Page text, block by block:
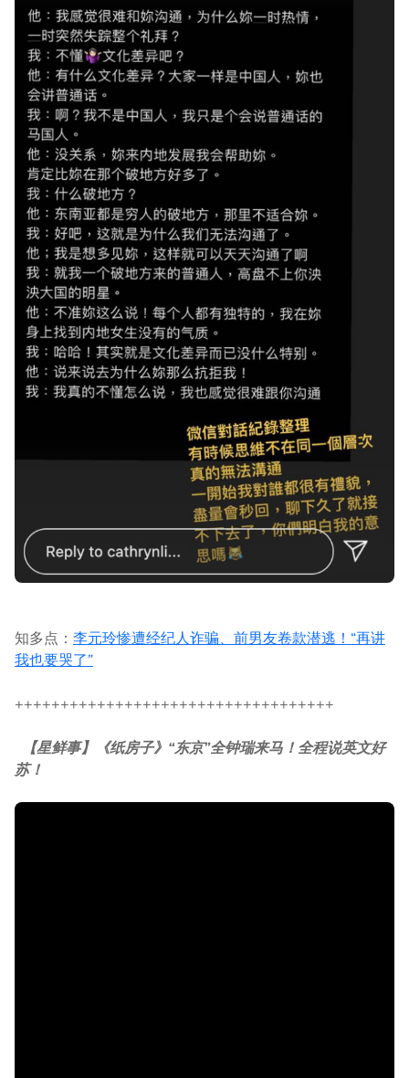
知多点： 李元玲惨遭经纪人诈骗、前男友卷款潜逃！“再讲
我也要哭了”
+++++++++++++++++++++++++++++++++++
【星鲜事】《纸房子》“东京”全钟瑞来马！全程说英文好
苏！